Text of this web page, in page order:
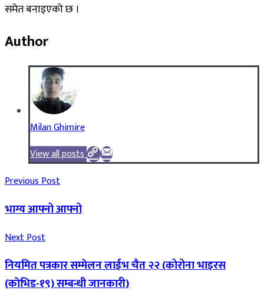
समेत बनाइएको छ ।
Author
Milan Ghimire
View all posts
Previous Post
भाग्य आफ्नो आफ्नो
Next Post
नियमित पत्रकार सम्मेलन लाईभ चैत २२ (कोरोना भाइरस
(काेभिड-१९) सम्बन्धी जानकारी)